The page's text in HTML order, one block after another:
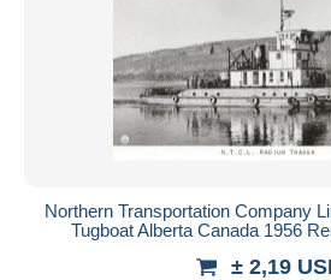
Aggiorna
Northern Transportation Company
Tugboat Alberta Canada 1956
± 2,19